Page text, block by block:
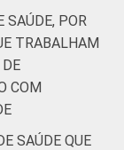
SAÚDE, POR
TRABALHAM
COM
SAÚDE QUE